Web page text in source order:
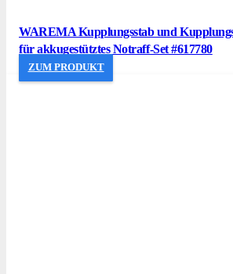
WAREMA Kupplungsstab und
für akkugestütztes Notraff-Set #617780
ZUM PRODUKT